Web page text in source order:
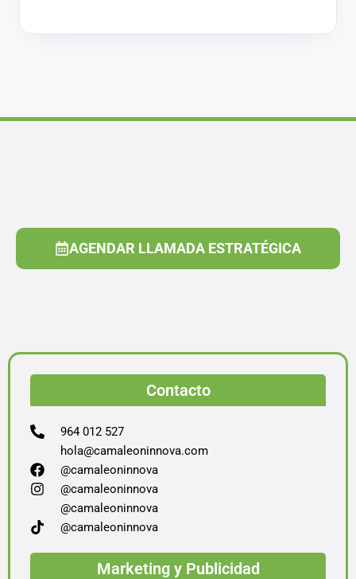
AGENDAR LLAMADA ESTRATÉGICA
Contacto
964 012 527
hola@camaleoninnova.com
@camaleoninnova
@camaleoninnova
@camaleoninnova
@camaleoninnova
Marketing y Publicidad